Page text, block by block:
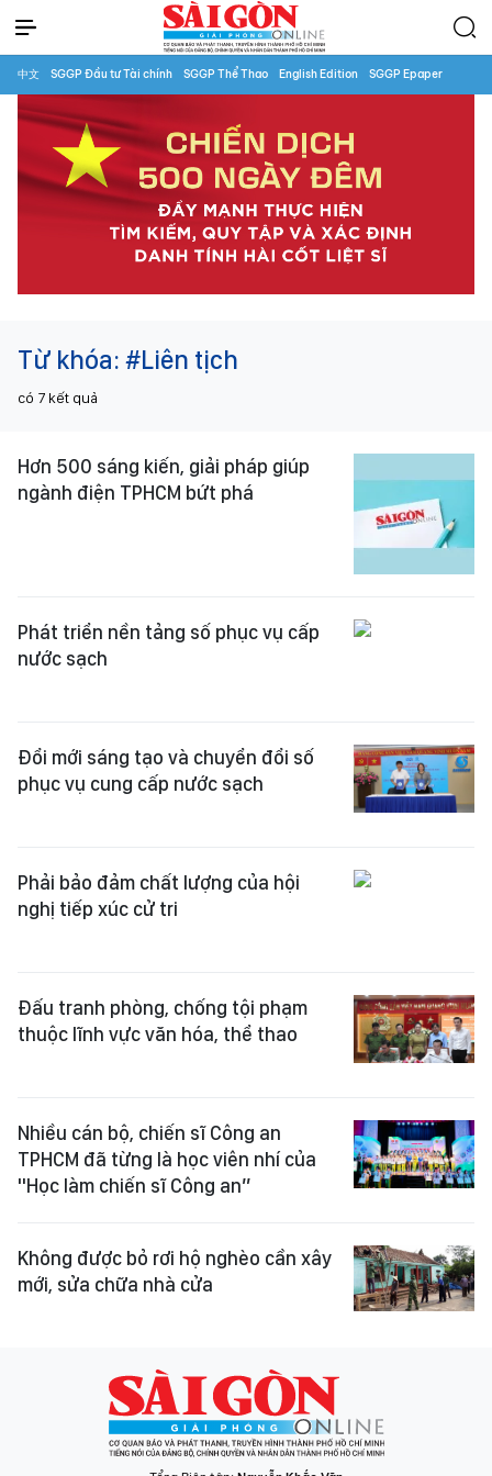
中文 SGGP Đầu tư Tài chính SGGP Thể Thao English Edition SGGP Epaper
Từ khóa: #Liên tịch
có 7 kết quả
Hơn 500 sáng kiến, giải pháp giúp
ngành điện TPHCM bứt phá
Phát triển nền tảng số phục vụ cấp
nước sạch
Đổi mới sáng tạo và chuyển đổi số
phục vụ cung cấp nước sạch
Phải bảo đảm chất lượng của hội
nghị tiếp xúc cử tri
Đấu tranh phòng, chống tội phạm
thuộc lĩnh vực văn hóa, thể thao
Nhiều cán bộ, chiến sĩ Công an
TPHCM đã từng là học viên nhí của
"Học làm chiến sĩ Công an”
Không được bỏ rơi hộ nghèo cần xây
mới, sửa chữa nhà cửa